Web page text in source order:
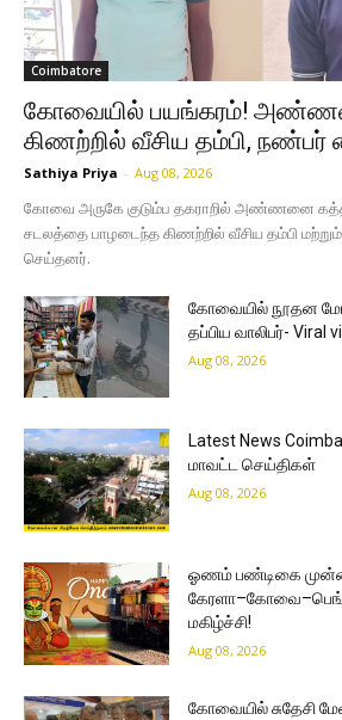
Coimbatore
கோவையில் பயங்கரம்!
கிணற்றில் வீசிய தம்பி, நண்பர்
Sathiya Priya - Aug 08, 2026
கோவை அருகே குடும்ப தகராறில் அண்ணனை
சடலத்தை பாழடைந்த கிணற்றில் வீசிய தம்பி
செய்தனர்.
கோவையில் நூதன
தப்பிய வாலிபர்- Viral
Aug 08, 2026
Latest News
மாவட்ட செய்திகள்
Aug 08, 2026
ஓணம் பண்டிகை
மகிழ்ச்சி!
Aug 08, 2026
கோவையில் சுதேசி